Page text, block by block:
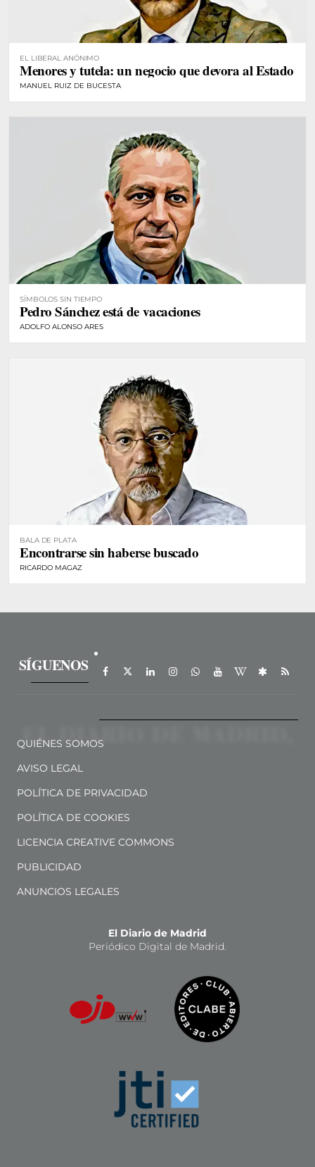
EL LIBERAL ANÓNIMO
Menores y tutela: un negocio que devora al Estado
MANUEL RUIZ DE BUCESTA
SÍMBOLOS SIN TIEMPO
Pedro Sánchez está de vacaciones
ADOLFO ALONSO ARES
BALA DE PLATA
Encontrarse sin haberse buscado
RICARDO MAGAZ
SÍGUENOS
QUIÉNES SOMOS
AVISO LEGAL
POLÍTICA DE PRIVACIDAD
POLÍTICA DE COOKIES
LICENCIA CREATIVE COMMONS
PUBLICIDAD
ANUNCIOS LEGALES
El Diario de Madrid
Periódico Digital de Madrid.